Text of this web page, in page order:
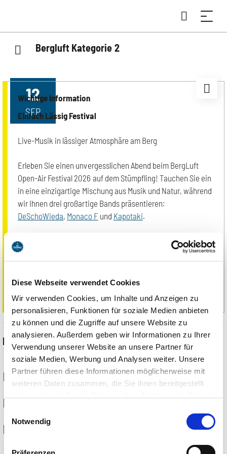
Diese Webseite verwendet Cookies
Wir verwenden Cookies, um Inhalte und Anzeigen zu
personalisieren, Funktionen für soziale Medien anbieten
zu können und die Zugriffe auf unsere Website zu
analysieren. Außerdem geben wir Informationen zu Ihrer
Verwendung unserer Website an unsere Partner für
soziale Medien, Werbung und Analysen weiter. Unsere
Partner führen diese Informationen möglicherweise mit
weiteren Daten zusammen, die Sie ihnen bereitgestellt
Cookies, wenn Sie unsere Webseite weiterhin nutzen.
Notwendig
Bergluft Kategorie 2
12
SEP
Wichtige Information
Einfach Lässig Festival
Live-Musik in lässiger Atmosphäre am Berg
Erleben Sie einen unvergesslichen Abend beim BergLuft
Open-Air Festival 2026 auf dem Stümpfling! Tauchen Sie ein
in eine einzigartige Mischung aus Musik und Natur, während
wir Ihnen drei großartige Bands präsentieren:
DeSchoWieda, Monaco F und Kapotaki.
Freuen Sie sich auf mitreißende Klänge von Mundart Brass,
die mit ihren kraftvollen Bläsern für Stimmung sorgen, und
Sound, der die Bergluft zum Beben bringt! Genießen Sie die
Event Informationen
12.09.2026